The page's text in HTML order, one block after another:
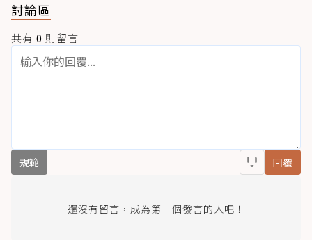
討論區
共有 0 則留言
規範 回覆
還沒有留言，成為第一個發言的人吧！